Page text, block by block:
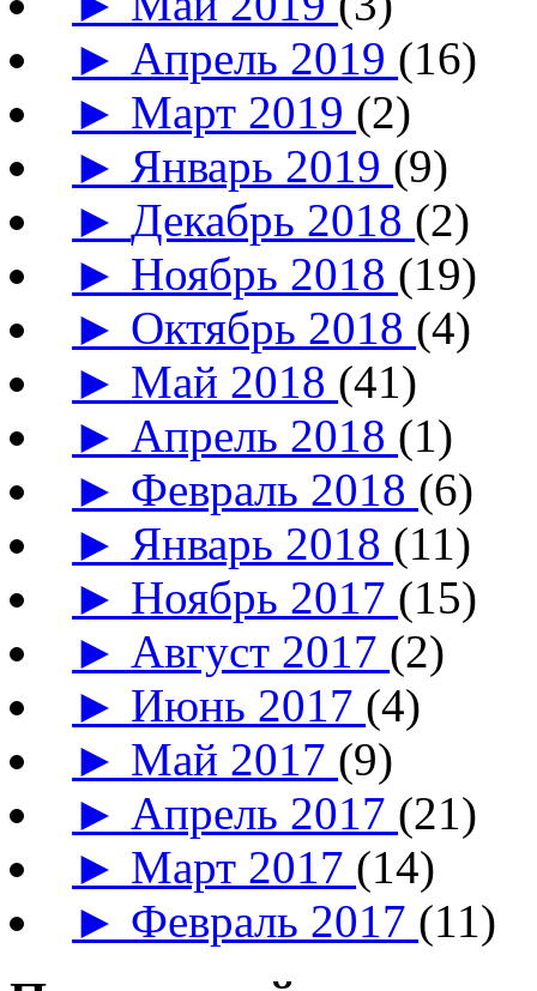
► Апрель 2019 (16)
► Март 2019 (2)
► Январь 2019 (9)
►Декабрь 2018 (2)
► Ноябрь 2018 (19)
► Октябрь 2018 (4)
► Май 2018 (41)
► Апрель 2018 (1)
► Февраль 2018 (6)
► Январь 2018 (11)
► Ноябрь 2017 (15)
► Август 2017 (2)
► Июнь 2017 (4)
► Май 2017 (9)
► Апрель 2017 (21)
► Март 2017 (14)
► Февраль 2017 (11)